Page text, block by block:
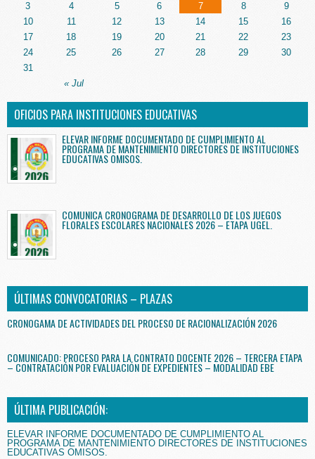
« Jul
3
4 5 6 7 8
9
10
11 12 13 14 15
16
17
18 19 20 21 22
23
24
25 26 27 28 29
30
31
OFICIOS PARA INSTITUCIONES EDUCATIVAS
ELEVAR INFORME DOCUMENTADO DE CUMPLIMIENTO AL
PROGRAMA DE MANTENIMIENTO DIRECTORES DE INSTITUCIONES
EDUCATIVAS OMISOS.
COMUNICA CRONOGRAMA DE DESARROLLO DE LOS JUEGOS
FLORALES ESCOLARES NACIONALES 2026 – ETAPA UGEL.
ÚLTIMAS CONVOCATORIAS – PLAZAS
CRONOGAMA DE ACTIVIDADES DEL PROCESO DE RACIONALIZACIÓN 2026
COMUNICADO: PROCESO PARA LA CONTRATO DOCENTE 2026 – TERCERA ETAPA
– CONTRATACIÓN POR EVALUACIÓN DE EXPEDIENTES – MODALIDAD EBE
ÚLTIMA PUBLICACIÓN:
ELEVAR INFORME DOCUMENTADO DE CUMPLIMIENTO AL
PROGRAMA DE MANTENIMIENTO DIRECTORES DE INSTITUCIONES
EDUCATIVAS OMISOS.